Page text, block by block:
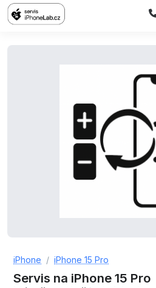
iPhone iPhone 15 Pro
Servis na iPhone 15 Pro